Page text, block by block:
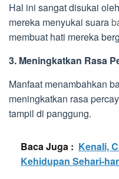
Hal ini sangat disukai
mereka menyukai suara
membuat hati mereka
3. Meningkatkan Rasa
Manfaat menambahkan
meningkatkan rasa
tampil di panggung.
Baca Juga : Kenali,
Kehidupan Sehari-